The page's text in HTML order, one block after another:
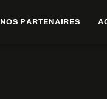
NOS PARTENAIRES